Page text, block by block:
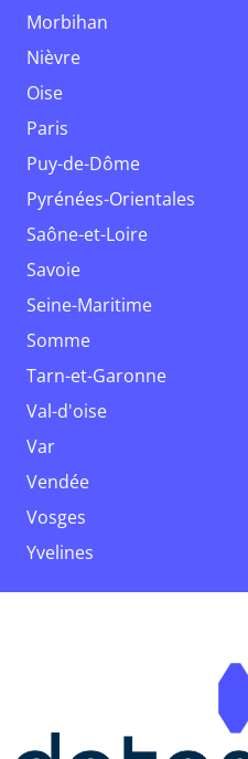
Morbihan
Nièvre
Oise
Paris
Puy-de-Dôme
Pyrénées-Orientales
Saône-et-Loire
Savoie
Seine-Maritime
Somme
Tarn-et-Garonne
Val-d'oise
Var
Vendée
Vosges
Yvelines